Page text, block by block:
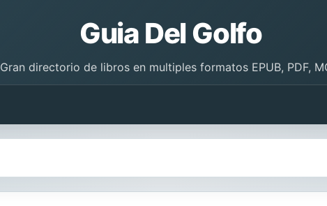
Guia Del Golfo
Gran directorio de libros en multiples formatos EPUB, PDF,